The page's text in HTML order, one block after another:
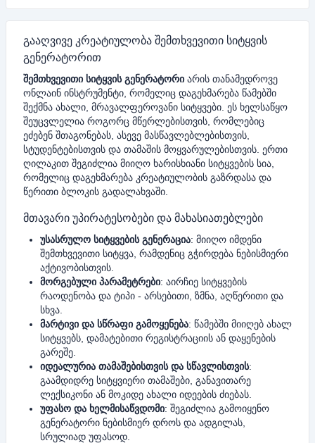
გააღვივე კრეატიულობა შემთხვევითი სიტყვის
გენერატორით
შემთხვევითი სიტყვის გენერატორი არის თანამედროვე
ონლაინ ინსტრუმენტი, რომელიც დაგეხმარება წამებში
შექმნა ახალი, მრავალფეროვანი სიტყვები. ეს ხელსაწყო
შეუცვლელია როგორც მწერლებისთვის, რომლებიც
ეძებენ შთაგონებას, ასევე მასწავლებლებისთვის,
სტუდენტებისთვის და თამაშის მოყვარულებისთვის. ერთი
ღილაკით შეგიძლია მიიღო ხარისხიანი სიტყვების სია,
რომელიც დაგეხმარება კრეატიულობის გაზრდასა და
წერითი ბლოკის გადალახვაში.
მთავარი უპირატესობები და მახასიათებლები
უსასრულო სიტყვების გენერაცია: მიიღო იმდენი
შემთხვევითი სიტყვა, რამდენიც გჭირდება ნებისმიერი
აქტივობისთვის.
მორგებული პარამეტრები: აირჩიე სიტყვების
რაოდენობა და ტიპი - არსებითი, ზმნა, აღწერითი და
სხვა.
მარტივი და სწრაფი გამოყენება: წამებში მიიღებ ახალ
სიტყვებს, დამატებითი რეგისტრაციის ან დაყენების
გარეშე.
იდეალურია თამაშებისთვის და სწავლისთვის:
გაამდიდრე სიტყვიერი თამაშები, განავითარე
ლექსიკონი ან მოკიდე ახალი იდეების ძიებას.
უფასო და ხელმისაწვდომი: შეგიძლია გამოიყენო
გენერატორი ნებისმიერ დროს და ადგილას,
სრულიად უფასოდ.